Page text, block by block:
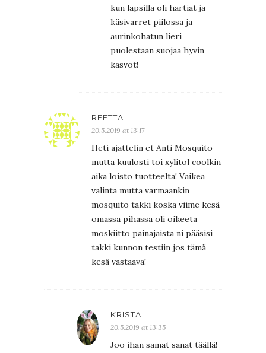
kun lapsilla oli hartiat ja
käsivarret piilossa ja
aurinkohatun lieri
puolestaan suojaa hyvin
kasvot!
REETTA
20.5.2019 at 13:17
Heti ajattelin et Anti Mosquito
mutta kuulosti toi xylitol coolkin
aika loisto tuotteelta! Vaikea
valinta mutta varmaankin
mosquito takki koska viime kesä
omassa pihassa oli oikeeta
moskiitto painajaista ni pääsisi
takki kunnon testiin jos tämä
kesä vastaava!
KRISTA
20.5.2019 at 13:35
Joo ihan samat sanat täällä!